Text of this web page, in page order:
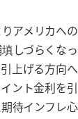
アメリカへの
しづらくなっ
上げる方向へ
ント金利を引
待インフレ心